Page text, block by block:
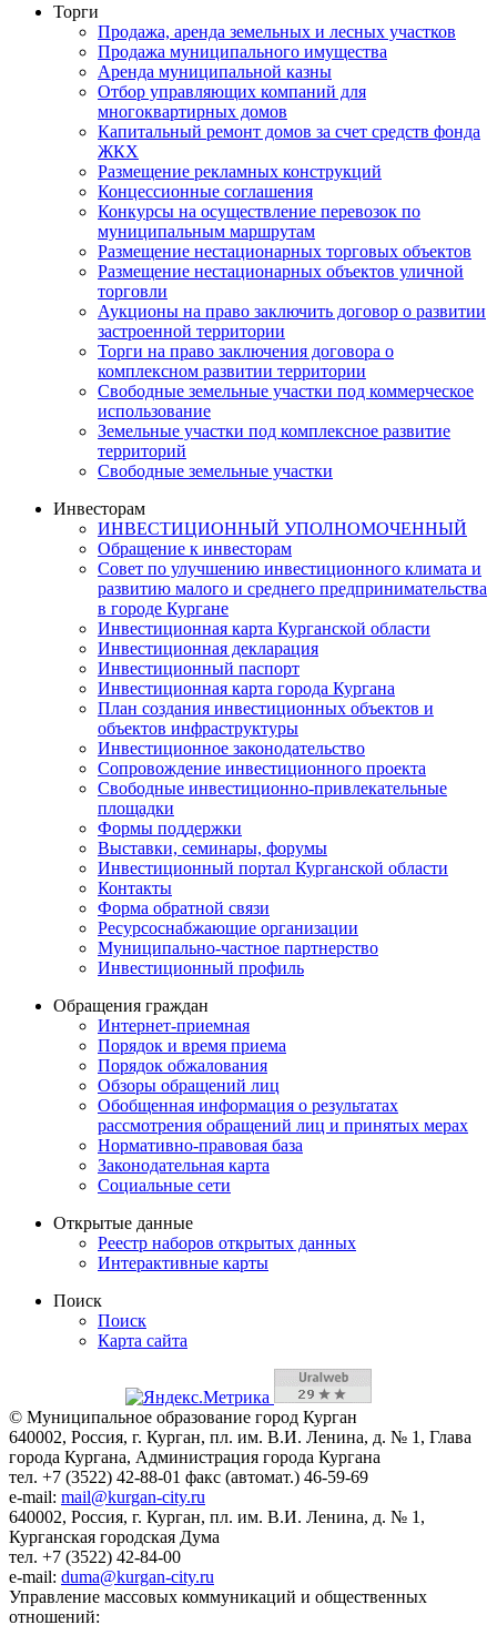
Торги
Продажа, аренда земельных и лесных участков
Продажа муниципального имущества
Аренда муниципальной казны
Отбор управляющих компаний для
многоквартирных домов
Капитальный ремонт домов за счет средств фонда
ЖКХ
Размещение рекламных конструкций
Концессионные соглашения
Конкурсы на осуществление перевозок по
муниципальным маршрутам
Размещение нестационарных торговых объектов
Размещение нестационарных объектов уличной
торговли
Аукционы на право заключить договор о развитии
застроенной территории
Торги на право заключения договора о
комплексном развитии территории
Свободные земельные участки под коммерческое
использование
Земельные участки под комплексное развитие
территорий
Свободные земельные участки
Инвесторам
ИНВЕСТИЦИОННЫЙ УПОЛНОМОЧЕННЫЙ
Обращение к инвесторам
Совет по улучшению инвестиционного климата и
развитию малого и среднего предпринимательства
в городе Кургане
Инвестиционная карта Курганской области
Инвестиционная декларация
Инвестиционный паспорт
Инвестиционная карта города Кургана
План создания инвестиционных объектов и
объектов инфраструктуры
Инвестиционное законодательство
Сопровождение инвестиционного проекта
Свободные инвестиционно-привлекательные
площадки
Формы поддержки
Выставки, семинары, форумы
Инвестиционный портал Курганской области
Контакты
Форма обратной связи
Ресурсоснабжающие организации
Муниципально-частное партнерство
Инвестиционный профиль
Обращения граждан
Интернет-приемная
Порядок и время приема
Порядок обжалования
Обзоры обращений лиц
Обобщенная информация о результатах
рассмотрения обращений лиц и принятых мерах
Нормативно-правовая база
Законодательная карта
Социальные сети
Открытые данные
Реестр наборов открытых данных
Интерактивные карты
Поиск
Поиск
Карта сайта
© Муниципальное образование город Курган
640002, Россия, г. Курган, пл. им. В.И. Ленина, д. № 1, Глава
города Кургана, Администрация города Кургана
тел. +7 (3522) 42-88-01 факс (автомат.) 46-59-69
e-mail: mail@kurgan-city.ru
640002, Россия, г. Курган, пл. им. В.И. Ленина, д. № 1,
Курганская городская Дума
тел. +7 (3522) 42-84-00
e-mail: duma@kurgan-city.ru
Управление массовых коммуникаций и общественных
отношений: